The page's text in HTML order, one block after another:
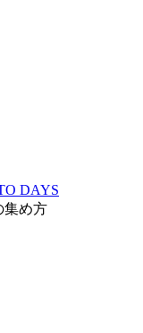
DAYS
集め方